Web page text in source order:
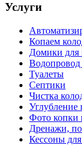
Услуги
Копаем
Домики для
Водопровод
Туалеты
Септики
Чистка
Углубление
Фото копки
Дренажи,
Кессоны